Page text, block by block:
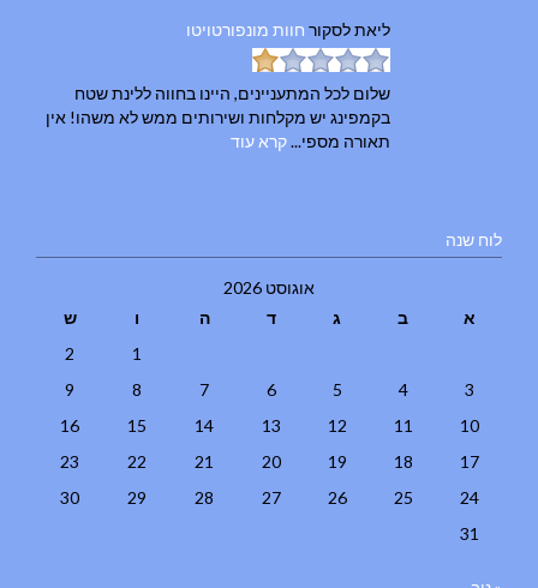
ליאתלסקור חוות מונפורטויטו
שלום לכל המתעניינים, היינו בחווה ללינת שטח
בקמפינג יש מקלחות ושירותים ממש לא משהו! אין
תאורה מספי...קרא עוד
לוח שנה
אוגוסט 2026
א
ב ג ד ה ו
ש
1
2
3
4
5
6
7
8
9
10
11
12
13
14
15
16
17
18
19
20
21
22
23
24
25
26
27
28
29
30
31